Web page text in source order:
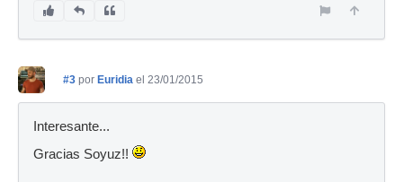
#3 por Euridia el 23/01/2015
Interesante...
Gracias Soyuz!!